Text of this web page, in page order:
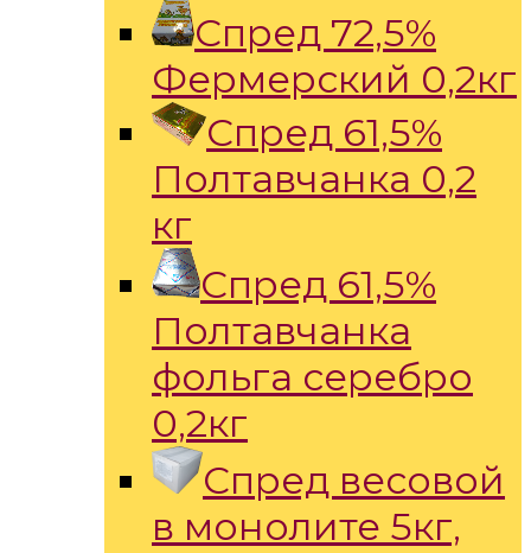
Спред 72,5%
Фермерский 0,2кг
Спред 61,5%
Полтавчанка 0,2
кг
Спред 61,5%
Полтавчанка
фольга серебро
0,2кг
Спред весовой
в монолите 5кг,